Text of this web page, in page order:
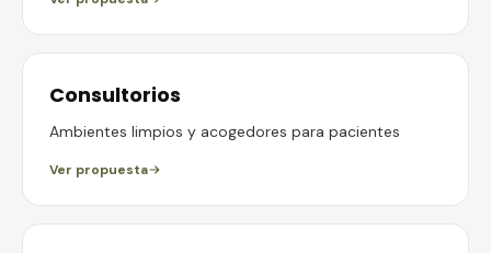
Consultorios
Ambientes limpios y acogedores para pacientes
Ver propuesta